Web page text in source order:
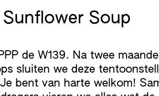
Sunflower Soup
de W139. Na twee
sluiten we deze
bent van harte welkom!